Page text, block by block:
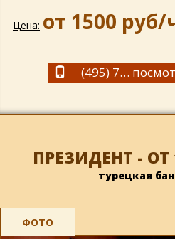
Цена: от 1500 руб/
(495) 729-1993
ПРЕЗИДЕНТ - ОТ
турецкая
ФОТО